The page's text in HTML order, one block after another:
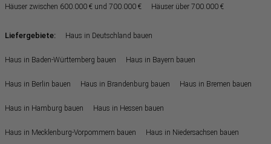
Häuser zwischen 600.000 € und 700.000 € Häuser über 700.000 €
Liefergebiete: Haus in Deutschland bauen
Haus in Baden-Württemberg bauen Haus in Bayern bauen
Haus in Berlin bauen Haus in Brandenburg bauen Haus in Bremen bauen
Haus in Hamburg bauen Haus in Hessen bauen
Haus in Mecklenburg-Vorpommern bauen Haus in Niedersachsen bauen